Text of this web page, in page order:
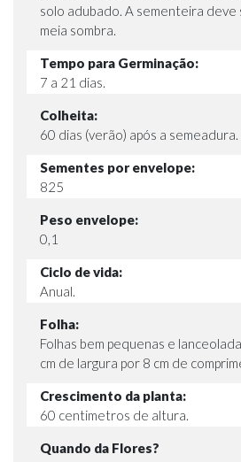
solo adubado. A sementeira deve
meia sombra.
Tempo para Germinação:
7 a 21 dias.
Colheita:
60 dias (verão) após a semeadura.
Sementes por envelope:
825
Peso envelope:
0,1
Ciclo de vida:
Anual.
Folha:
Folhas bem pequenas e
cm de largura por 8 cm de
Crescimento da planta:
60 centimetros de altura.
Quando da Flores?